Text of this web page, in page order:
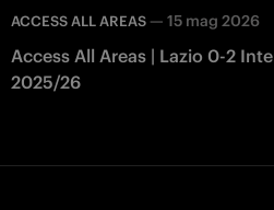
ACCESS ALL AREAS — 15 mag 2026
Access All Areas | Lazio 0-2
2025/26